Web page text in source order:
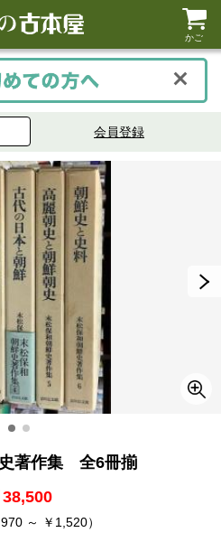
かご
会員登録
著作集 全6冊揃
38,500
～ ￥1,520）